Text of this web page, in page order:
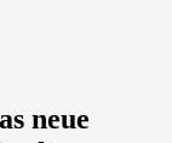
neue